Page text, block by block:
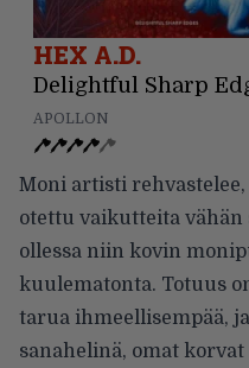
HEX A.D.
Delightful Sharp
APOLLON
Moni artisti
otettu vaikutteita
ollessa niin kovin
kuulematonta. Totuus
tarua ihmeellisempää,
sanahelinä, omat